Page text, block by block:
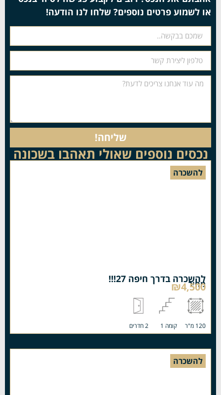
או לשמוע פרטים נוספים? שלחו לנו הודעה!
שליחה!
נכסים נוספים שאולי תאהבו בשכונה
להשכרה
להשכרה בדרך חיפה 27!!!
מחיר
₪4,500
120 מ"ר קומה 1 2 חדרים
להשכרה